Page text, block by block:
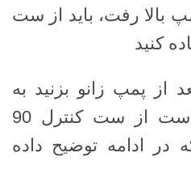
بالا رفت، باید از ست
از پمپ زانو بزنید به
جای زانو زدن بهتر است از ست کنترل 90
در ادامه توضیح داده